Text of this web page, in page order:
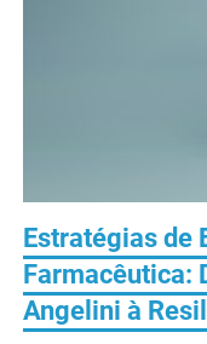
Estratégias de
Farmacêutica:
Angelini à